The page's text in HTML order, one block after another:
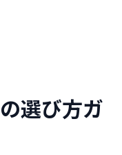
選び方ガ